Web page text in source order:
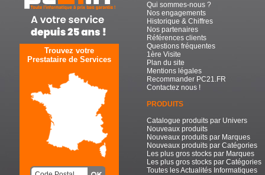
Trouvez votre
Prestataire de Services
Qui sommes-nous ?
Nos engagements
Historique & Chiffres
Nos partenaires
Références clients
Questions fréquentes
1ère Visite
Plan du site
Mentions légales
Recommander PC21.FR
Contactez nous !
PRODUITS
Catalogue produits par Univers
Nouveaux produits
Nouveaux produits par Marques
Nouveaux produits par Catégories
Les plus gros stocks par Marques
Les plus gros stocks par Catégories
Toutes les Actualités Informatiques